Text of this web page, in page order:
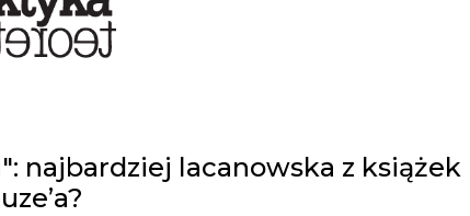
najbardziej lacanowska z książek